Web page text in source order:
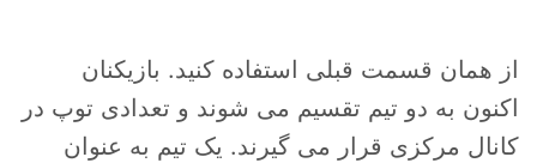
از همان قسمت قبلی استفاده کنید. بازیکنان
اکنون به دو تیم تقسیم می شوند و تعدادی توپ در
کانال مرکزی قرار می گیرند. یک تیم به عنوان